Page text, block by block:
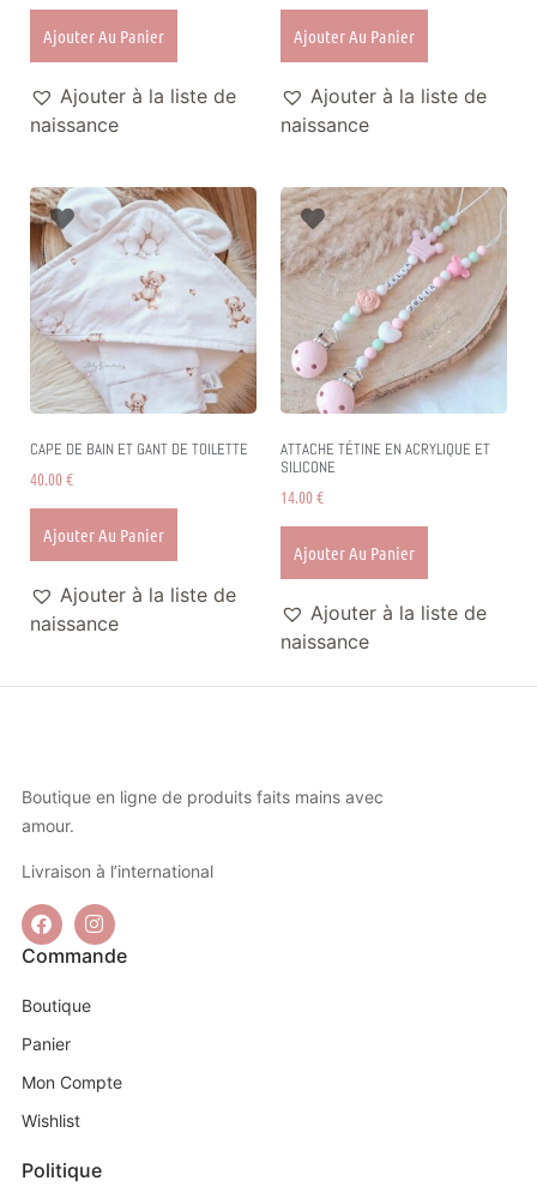
Ajouter Au Panier
Ajouter à la liste de
naissance
Ajouter Au Panier
Ajouter à la liste de
naissance
CAPE DE BAIN ET GANT DE TOILETTE
40.00€
Ajouter Au Panier
Ajouter à la liste de
naissance
ATTACHE TÉTINE EN ACRYLIQUE ET
SILICONE
14.00€
Ajouter Au Panier
Ajouter à la liste de
naissance
Boutique en ligne de produits faits mains avec
amour.
Livraison à l’international
Commande
Boutique
Panier
Mon Compte
Wishlist
Politique